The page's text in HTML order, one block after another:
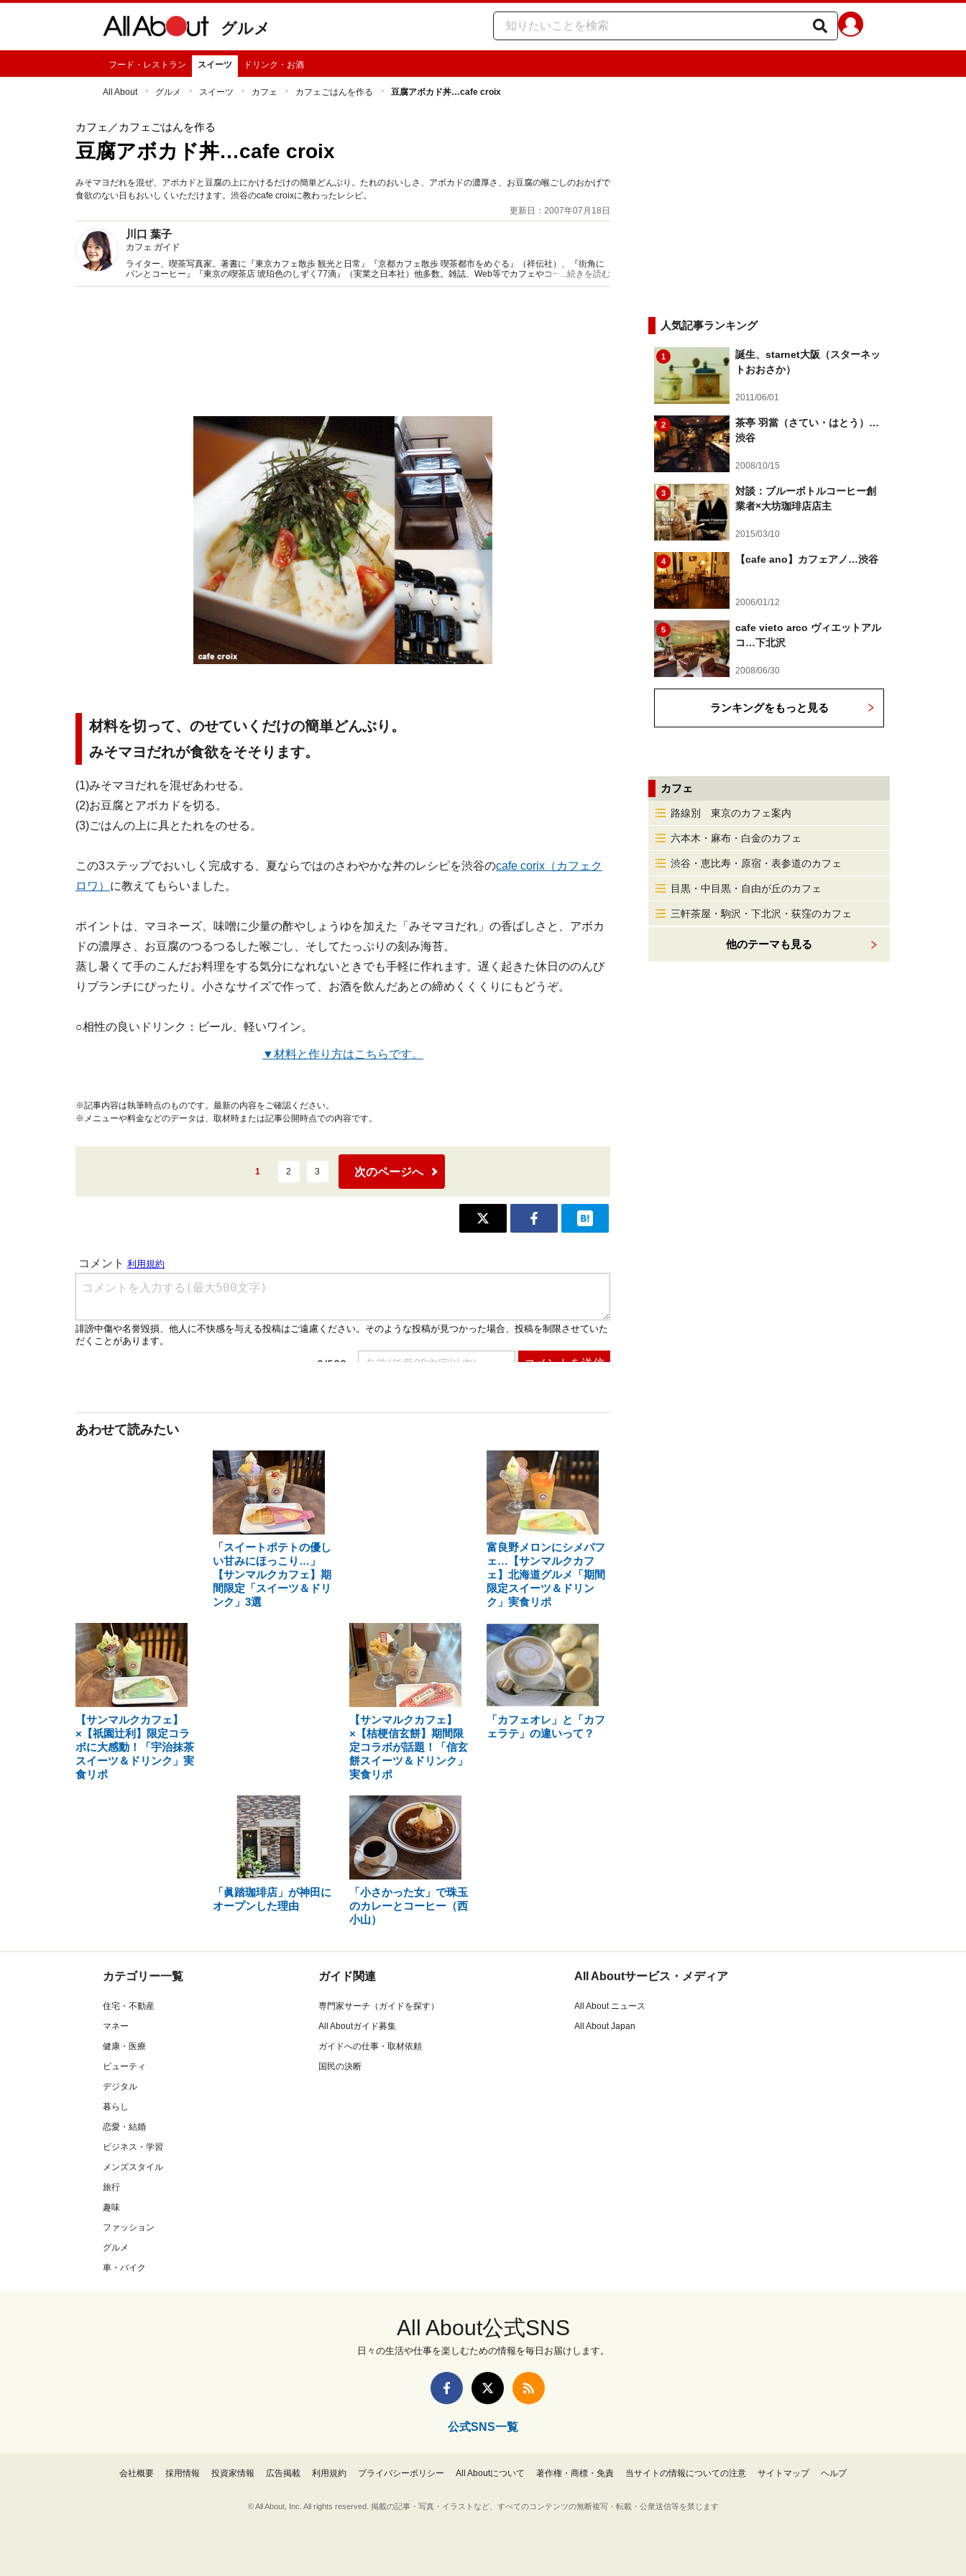
グルメ
フード・レストラン スイーツ ドリンク・お酒
All About グルメ スイーツ カフェ カフェごはんを作る 豆腐アボカド丼…cafe croix
カフェ ／カフェごはんを作る
豆腐アボカド丼…cafe croix
みそマヨだれを混ぜ、アボカドと豆腐の上にかけるだけの簡単どんぶり。たれのおいしさ、アボカドの濃厚さ、お豆腐の喉ごしのおかげで
食欲のない日もおいしくいただけます。渋谷のcafe croixに教わったレシピ。
更新日：2007年07月18日
川口 葉子
カフェ ガイド
ライター、喫茶写真家。著書に『東京カフェ散歩 観光と日常』『京都カフェ散歩 喫茶都市をめぐる』（祥伝社）、『街角に
パンとコーヒー』『東京の喫茶店 琥珀色のしずく77滴』（実業之日本社）他多数。雑誌、Web等でカフェやコーヒー特集の
監修、記事執筆多数。Webサイト『東京カフェマニア』主宰。
...続きを読む
材料を切って、のせていくだけの簡単どんぶり。
みそマヨだれが食欲をそそります。
(1)みそマヨだれを混ぜあわせる。
(2)お豆腐とアボカドを切る。
(3)ごはんの上に具とたれをのせる。
この3ステップでおいしく完成する、夏ならではのさわやかな丼のレシピを渋谷のcafe corix（カフェク
ロワ） に教えてもらいました。
ポイントは、マヨネーズ、味噌に少量の酢やしょうゆを加えた「みそマヨだれ」の香ばしさと、アボカ
ドの濃厚さ、お豆腐のつるつるした喉ごし、そしてたっぷりの刻み海苔。
蒸し暑くて手のこんだお料理をする気分になれないときでも手軽に作れます。遅く起きた休日ののんび
りブランチにぴったり。小さなサイズで作って、お酒を飲んだあとの締めくくくりにもどうぞ。
○相性の良いドリンク：ビール、軽いワイン。
▼材料と作り方はこちらです。
※記事内容は執筆時点のものです。最新の内容をご確認ください。
※メニューや料金などのデータは、取材時または記事公開時点での内容です。
1 2 3 次のページへ
あわせて読みたい
「スイートポテトの優し
い甘みにほっこり…」
【サンマルクカフェ】期
間限定「スイーツ＆ドリ
ンク」3選
富良野メロンにシメパフ
ェ…【サンマルクカフ
ェ】北海道グルメ「期間
限定スイーツ＆ドリン
ク」実食リポ
【サンマルクカフェ】
×【祇園辻利】限定コラ
ボに大感動！「宇治抹茶
スイーツ＆ドリンク」実
食リポ
【サンマルクカフェ】
×【桔梗信玄餅】期間限
定コラボが話題！「信玄
餅スイーツ＆ドリンク」
実食リポ
「カフェオレ」と「カフ
ェラテ」の違いって？
「眞踏珈琲店」が神田に
オープンした理由
「小さかった女」で珠玉
のカレーとコーヒー（西
小山）
人気記事ランキング
1
誕生、starnet大阪（スターネッ
トおおさか）
2011/06/01
2
茶亭 羽當（さてい・はとう）…
渋谷
2008/10/15
3
対談：ブルーボトルコーヒー創
業者×大坊珈琲店店主
2015/03/10
4 【cafe ano】カフェアノ…渋谷
2006/01/12
5
cafe vieto arco ヴィエットアル
コ…下北沢
2008/06/30
ランキングをもっと見る
カフェ
路線別 東京のカフェ案内
六本木・麻布・白金のカフェ
渋谷・恵比寿・原宿・表参道のカフェ
目黒・中目黒・自由が丘のカフェ
三軒茶屋・駒沢・下北沢・荻窪のカフェ
他のテーマも見る
カテゴリー一覧
住宅・不動産
マネー
健康・医療
ビューティ
デジタル
暮らし
恋愛・結婚
ビジネス・学習
メンズスタイル
旅行
趣味
ファッション
グルメ
車・バイク
ガイド関連
専門家サーチ（ガイドを探す）
All Aboutガイド募集
ガイドへの仕事・取材依頼
国民の決断
All Aboutサービス・メディア
All About ニュース
All About Japan
All About公式SNS
日々の生活や仕事を楽しむための情報を毎日お届けします。
公式SNS一覧
会社概要 採用情報 投資家情報 広告掲載 利用規約 プライバシーポリシー All Aboutについて 著作権・商標・免責 当サイトの情報についての注意 サイトマップ ヘルプ
© All About, Inc. All rights reserved. 掲載の記事・写真・イラストなど、すべてのコンテンツの無断複写・転載・公衆送信等を禁じます